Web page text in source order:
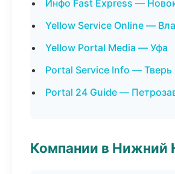
Инфо Fast Express —
Yellow Service Online —
Yellow Portal Media — Уфа
Portal Service Info — Тверь
Portal 24 Guide —
Компании в Нижний